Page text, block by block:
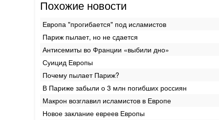
Похожие новости
Европа "прогибается" под исламистов
Париж пылает, но не сдается
Антисемиты во Франции «выбили дно»
Суицид Европы
Почему пылает Париж?
В Париже забыли о 3 млн погибших россиян
Макрон возглавил исламистов в Европе
Новое заклание евреев Европы